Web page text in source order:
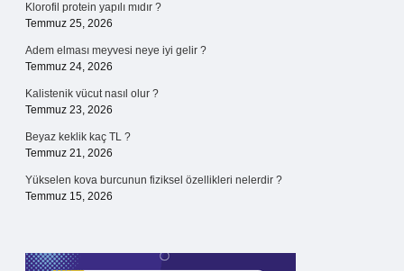
Klorofil protein yapılı mıdır ?
Temmuz 25, 2026
Adem elması meyvesi neye iyi gelir ?
Temmuz 24, 2026
Kalistenik vücut nasıl olur ?
Temmuz 23, 2026
Beyaz keklik kaç TL ?
Temmuz 21, 2026
Yükselen kova burcunun fiziksel özellikleri nelerdir ?
Temmuz 15, 2026